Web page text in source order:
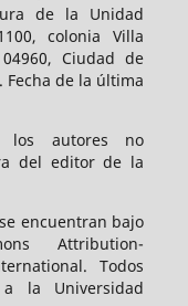
de la Unidad
colonia Villa
Ciudad de
Fecha de la última
los autores no
del editor de la
encuentran bajo
Attribution-
Todos
la Universidad